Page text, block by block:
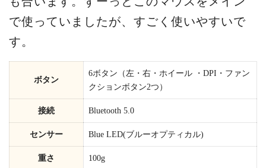
で使っていましたが、すごく使いやすいで
す。
ボタン
6ボタン（左・右・ホイール ・DPI・ファン
クションボタン2つ）
接続 Bluetooth 5.0
センサー Blue LED(ブルーオプティカル)
重さ 100g